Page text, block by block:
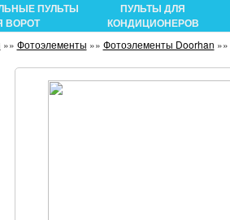
ПУЛЬТЫ
ВОРОТ
ПУЛЬТЫ ДЛЯ
КОНДИЦИОНЕРОВ
»» Фотоэлементы »» Фотоэлементы Doorhan »»